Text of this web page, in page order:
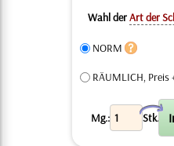
Wahl derArt der
NORM
RÄUMLICH, Preis
Mg.: Stk.
X